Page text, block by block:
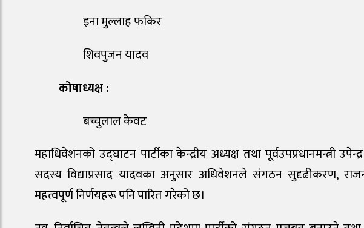
इना मुल्लाह फकिर
शिवपुजन यादव
कोषाध्यक्ष :
बच्चुलाल केवट
महाधिवेशनको उद्घाटन पार्टीका केन्द्रीय अध्यक्ष तथा पूर्वउपप्रधानमन्त्री
सदस्य विद्याप्रसाद यादवका अनुसार अधिवेशनले संगठन सुदृढीकरण,
महत्वपूर्ण निर्णयहरू पनि पारित गरेको छ।